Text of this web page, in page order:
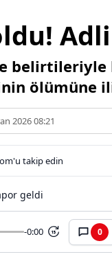
ölümüne
2026 08:21
takip edin
-0:00 15 0